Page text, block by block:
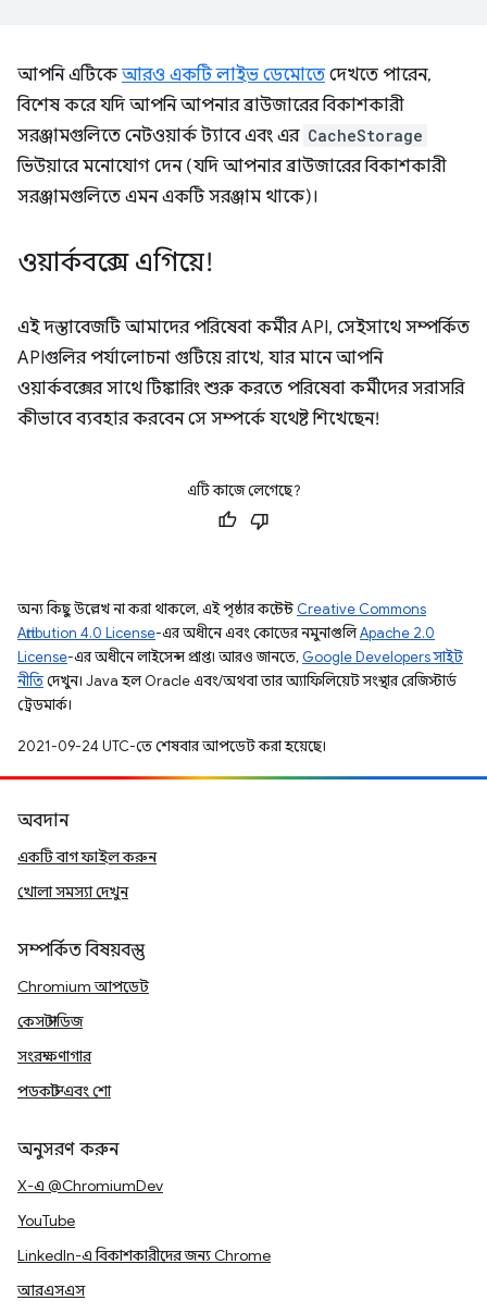
আপনি এটিকেআরও একটি লাইভ ডেমোতে দেখতে পারেন,
বিশেষ করে যদি আপনি আপনার ব্রাউজারের বিকাশকারী
সরঞ্জামগুলিতে নেটওয়ার্ক ট্যাবে এবং এর CacheStorage
ভিউয়ারে মনোযোগ দেন (যদি আপনার ব্রাউজারের বিকাশকারী
সরঞ্জামগুলিতে এমন একটি সরঞ্জাম থাকে)।
ওয়ার্কবক্সে এগিয়ে!
এই দস্তাবেজটি আমাদের পরিষেবা কর্মীর API, সেইসাথে সম্পর্কিত
APIগুলির পর্যালোচনা গুটিয়ে রাখে, যার মানে আপনি
ওয়ার্কবক্সের সাথে টিঙ্কারিং শুরু করতে পরিষেবা কর্মীদের সরাসরি
কীভাবে ব্যবহার করবেন সে সম্পর্কে যথেষ্ট শিখেছেন!
এটি কাজে লেগেছে?
অন্য কিছু উল্লেখ না করা থাকলে, এই পৃষ্ঠার কন্টেন্ট Creative Commons
Attribution 4.0 License-এর অধীনে এবং কোডের নমুনাগুলিApache 2.0
License-এর অধীনে লাইসেন্স প্রাপ্ত। আরও জানতে, Google Developers সাইট
নীতিদেখুন। Java হল Oracle এবং/অথবা তার অ্যাফিলিয়েট সংস্থার রেজিস্টার্ড
ট্রেডমার্ক।
2021-09-24 UTC-তে শেষবার আপডেট করা হয়েছে।
অবদান
একটি বাগ ফাইল করুন
খোলা সমস্যা দেখুন
সম্পর্কিত বিষয়বস্তু
Chromium আপডেট
কেস স্টাডিজ
সংরক্ষণাগার
পডকাস্ট এবং শো
অনুসরণ করুন
X-এ @ChromiumDev
YouTube
LinkedIn-এ বিকাশকারীদের জন্য Chrome
আরএসএস